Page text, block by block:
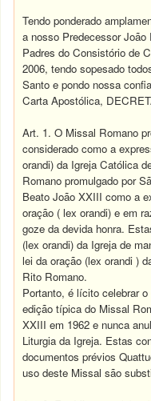
Tendo ponderado
a nosso Predecessor
Padres do Consistório de
2006, tendo sopesado
Santo e pondo nossa
Carta Apostólica,
Art. 1. O Missal Romano
considerado como a
orandi) da Igreja Católica
Romano promulgado por
Beato João XXIII como a
oração ( lex orandi) e em
goze da devida honra.
(lex orandi) da Igreja de
lei da oração (lex orandi )
Rito Romano.
Portanto, é lícito celebrar
edição típica do Missal
XXIII em 1962 e nunca
Liturgia da Igreja. Estas
documentos prévios
uso deste Missal são